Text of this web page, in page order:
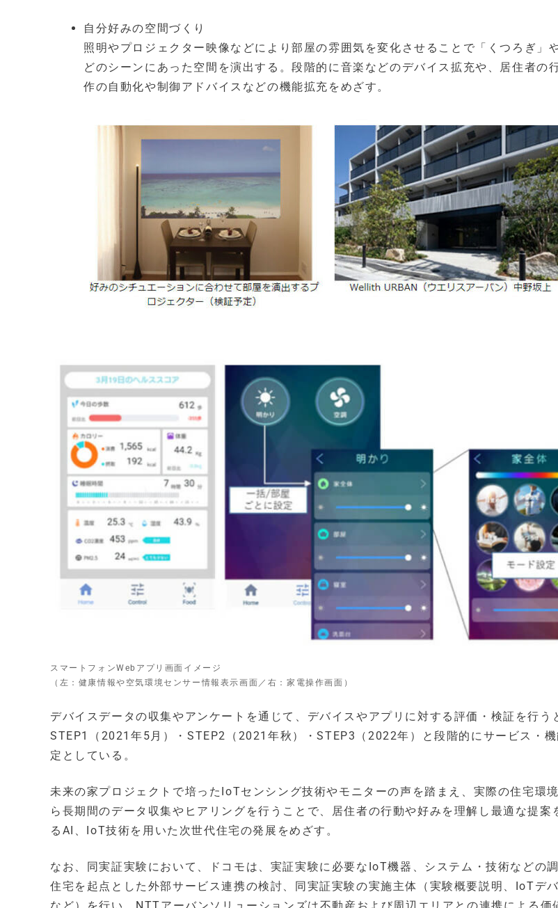
自分好みの空間づくり
照明やプロジェクター映像などにより部屋の雰囲気を変化させることで「くつろぎ」
どのシーンにあった空間を演出する。段階的に音楽などのデバイス拡充や、居住者の
作の自動化や制御アドバイスなどの機能拡充をめざす。
スマートフォンWebアプリ画面イメージ
（左：健康情報や空気環境センサー情報表示画面／右：家電操作画面）
デバイスデータの収集やアンケートを通じて、デバイスやアプリに対する評価・検証を行う
STEP1（2021年5月）・STEP2（2021年秋）・STEP3（2022年）と段階的にサービス・
定としている。
未来の家プロジェクトで培ったIoTセンシング技術やモニターの声を踏まえ、実際の住宅環
ら長期間のデータ収集やヒアリングを行うことで、居住者の行動や好みを理解し最適な提案
るAI、IoT技術を用いた次世代住宅の発展をめざす。
なお、同実証実験において、ドコモは、実証実験に必要なIoT機器、システム・技術などの
住宅を起点とした外部サービス連携の検討、同実証実験の実施主体（実験概要説明、IoTデ